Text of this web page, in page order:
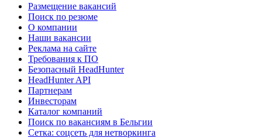
Размещение вакансий
Поиск по резюме
О компании
Наши вакансии
Реклама на сайте
Требования к ПО
Безопасный HeadHunter
HeadHunter API
Партнерам
Инвесторам
Каталог компаний
Поиск по вакансиям в Бельгии
Сетка: соцсеть для нетворкинга